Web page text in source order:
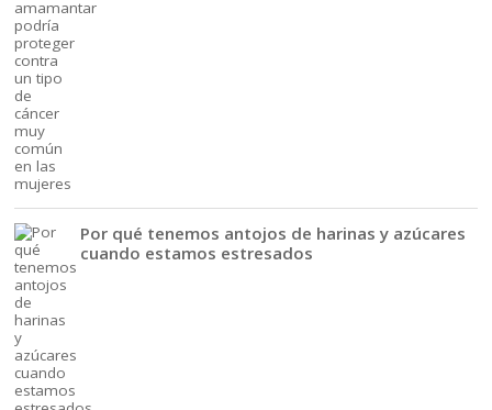
Por qué tenemos antojos de harinas y azúcares
cuando estamos estresados